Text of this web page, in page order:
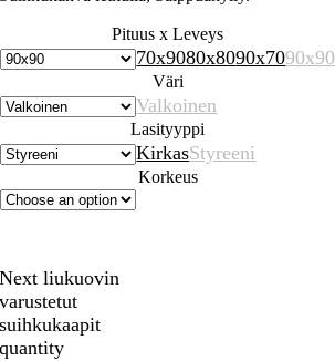
Pituus x Leveys
70x9080x8090x7090x90
Väri
Valkoinen
Lasityyppi
KirkasStyreeni
Korkeus
Next liukuovin
varustetut
suihkukaapit
quantity